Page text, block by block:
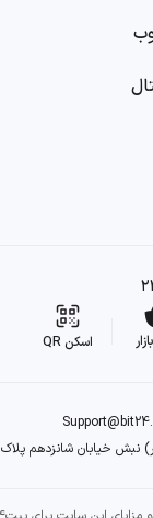
اسکن QR
خیابان شانزدهم پلاک ۱۴۵